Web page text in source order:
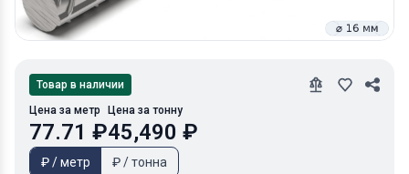
Товар в наличии
Цена за метр
77.71 ₽
Цена за тонну
45,490 ₽
₽ / метр ₽ / тонна